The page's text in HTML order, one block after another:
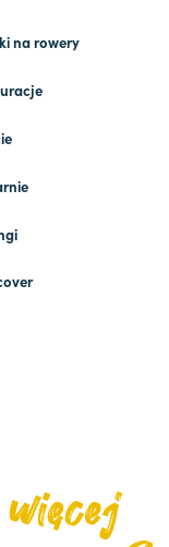
na rowery